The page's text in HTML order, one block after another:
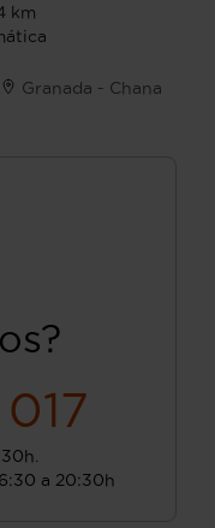
km
Granada - Chana
a 20:30h